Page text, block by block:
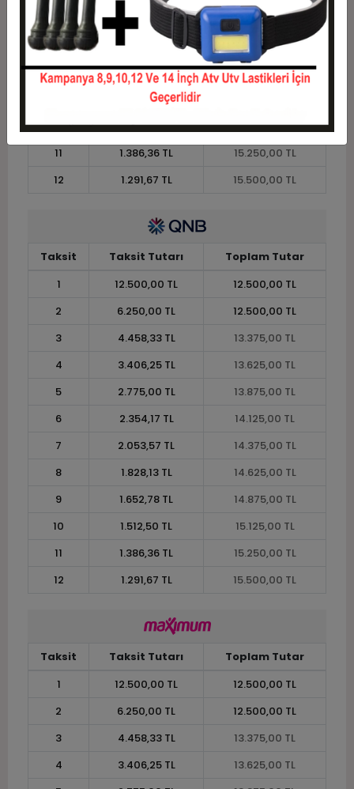
2.354,17 TL
14.125,00 TL
7
2.053,57 TL
14.375,00 TL
8
1.828,13 TL
14.625,00 TL
1.652,78 TL
10
1.512,50 TL
15.125,00 TL
11
1.386,36 TL
15.250,00 TL
12
1.291,67 TL 15.500,00 TL
Taksit Taksit Tutarı
Toplam Tutar
1
12.500,00 TL
12.500,00 TL
2
6.250,00 TL
12.500,00 TL
3
4.458,33 TL
13.375,00 TL
4
3.406,25 TL
13.625,00 TL
5
2.775,00 TL
13.875,00 TL
6
2.354,17 TL
14.125,00 TL
7
2.053,57 TL
14.375,00 TL
8
1.828,13 TL
14.625,00 TL
9
1.652,78 TL
14.875,00 TL
10
1.512,50 TL
15.125,00 TL
11
1.386,36 TL
15.250,00 TL
12
1.291,67 TL 15.500,00 TL
Taksit Taksit Tutarı
Toplam Tutar
1
12.500,00 TL
12.500,00 TL
2
6.250,00 TL
12.500,00 TL
3
4.458,33 TL
13.375,00 TL
4
3.406,25 TL
13.625,00 TL